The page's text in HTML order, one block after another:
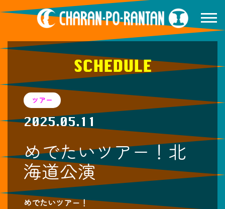
SCHEDULE
ツアー
2025.05.11
めでたいツアー！北
海道公演
めでたいツアー！